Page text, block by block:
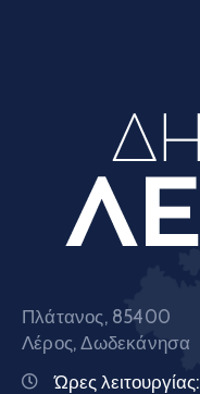
Πλάτανος, 85400
Λέρος, Δωδεκάνησα
Ώρες λειτουργίας: